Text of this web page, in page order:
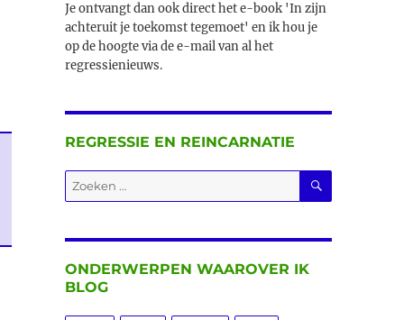
Je ontvangt dan ook direct het e-book 'In zijn
achteruit je toekomst tegemoet' en ik hou je
op de hoogte via de e-mail van al het
regressienieuws.
REGRESSIE EN REINCARNATIE
Zoeken
naar:
ZOEKEN
ONDERWERPEN WAAROVER IK
BLOG